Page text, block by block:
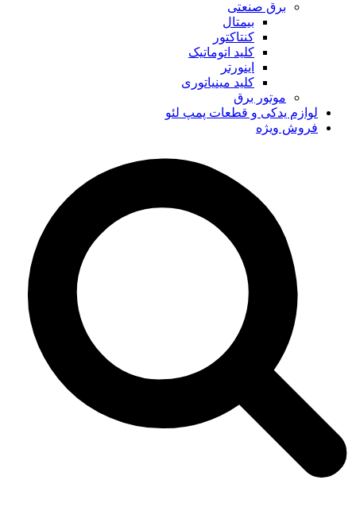
برق صنعتی
بیمتال
کنتاکتور
کلید اتوماتیک
اینورتر
کلید مینیاتوری
موتور برق
لوازم یدکی و قطعات پمپ لئو
فروش ویژه